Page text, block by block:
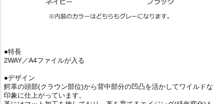
●特長
2WAY／A4ファイルが入る
●デザイン
鰐革の頭部(クラウン部位)から背中部分の凹凸を活かしてワイルドな
印象に仕上がっています。